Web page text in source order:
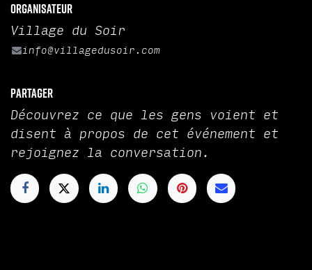
Organisateur
Village du Soir
info@villagedusoir.com
Partager
Découvrez ce que les gens voient et
disent à propos de cet événement et
rejoignez la conversation.